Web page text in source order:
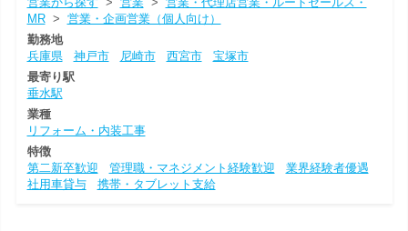
MR> 営業・企画営業（個人向け）
勤務地
兵庫県
神戸市 尼崎市 西宮市
宝塚市
最寄り駅
垂水駅
業種
リフォーム・内装工事
特徴
第二新卒歓迎
管理職・マネジメント経験歓迎
業界経験者優遇
社用車貸与
携帯・タブレット支給